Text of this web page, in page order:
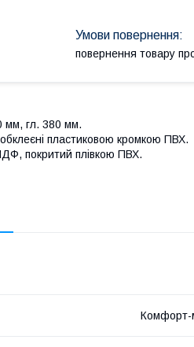
повернення товару
мм, гл. 380 мм.
пластиковою кромкою ПВХ.
покритий плівкою ПВХ.
Комфорт-